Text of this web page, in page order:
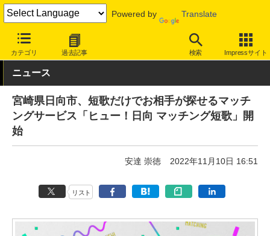
Powered by Translate
カテゴリ 過去記事 検索 Impressサイト
INTERNET Watch サービス/ソフト サービス コミュニケーシ
ニュース
宮崎県日向市、短歌だけでお相手が探せるマッチ
ングサービス「ヒュー！日向 マッチング短歌」開
始
安達 崇徳 2022年11月10日 16:51
リスト